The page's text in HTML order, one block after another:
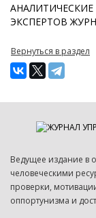
ЭКСПЕРТОВ
Вернуться в раздел
Ведущее издание в
человеческими
проверки,
оппортунизма и